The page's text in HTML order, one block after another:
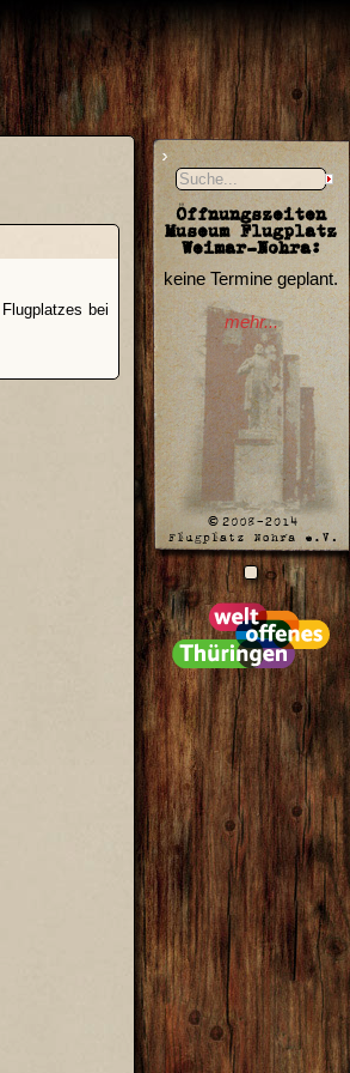
Öffnungszeiten
Museum Flugplatz
Weimar-Nohra:
keine Termine geplant.
mehr...
bei